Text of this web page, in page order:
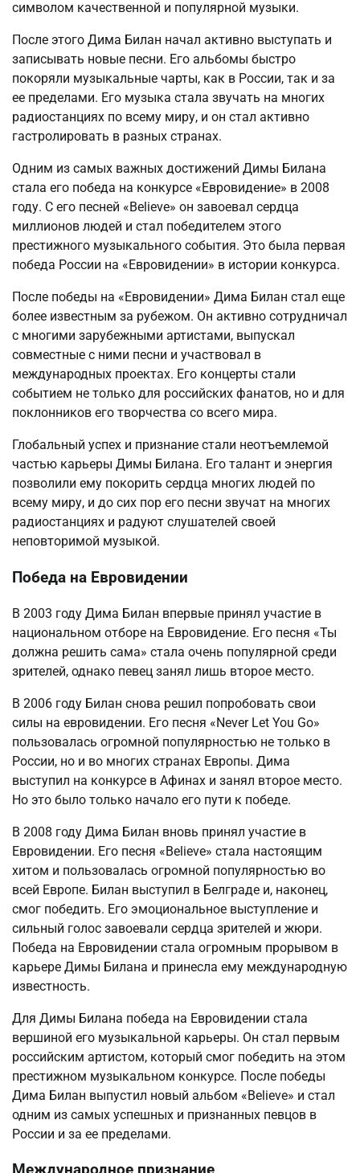
символом качественной и популярной музыки.
После этого Дима Билан начал активно выступать и
записывать новые песни. Его альбомы быстро
покоряли музыкальные чарты, как в России, так и за
ее пределами. Его музыка стала звучать на многих
радиостанциях по всему миру, и он стал активно
гастролировать в разных странах.
Одним из самых важных достижений Димы Билана
стала его победа на конкурсе «Евровидение» в 2008
году. С его песней «Believe» он завоевал сердца
миллионов людей и стал победителем этого
престижного музыкального события. Это была первая
победа России на «Евровидении» в истории конкурса.
После победы на «Евровидении» Дима Билан стал еще
более известным за рубежом. Он активно сотрудничал
с многими зарубежными артистами, выпускал
совместные с ними песни и участвовал в
международных проектах. Его концерты стали
событием не только для российских фанатов, но и для
поклонников его творчества со всего мира.
Глобальный успех и признание стали неотъемлемой
частью карьеры Димы Билана. Его талант и энергия
позволили ему покорить сердца многих людей по
всему миру, и до сих пор его песни звучат на многих
радиостанциях и радуют слушателей своей
неповторимой музыкой.
Победа на Евровидении
В 2003 году Дима Билан впервые принял участие в
национальном отборе на Евровидение. Его песня «Ты
должна решить сама» стала очень популярной среди
зрителей, однако певец занял лишь второе место.
В 2006 году Билан снова решил попробовать свои
силы на евровидении. Его песня «Never Let You Go»
пользовалась огромной популярностью не только в
России, но и во многих странах Европы. Дима
выступил на конкурсе в Афинах и занял второе место.
Но это было только начало его пути к победе.
В 2008 году Дима Билан вновь принял участие в
Евровидении. Его песня «Believe» стала настоящим
хитом и пользовалась огромной популярностью во
всей Европе. Билан выступил в Белграде и, наконец,
смог победить. Его эмоциональное выступление и
сильный голос завоевали сердца зрителей и жюри.
Победа на Евровидении стала огромным прорывом в
карьере Димы Билана и принесла ему международную
известность.
Для Димы Билана победа на Евровидении стала
вершиной его музыкальной карьеры. Он стал первым
российским артистом, который смог победить на этом
престижном музыкальном конкурсе. После победы
Дима Билан выпустил новый альбом «Believe» и стал
одним из самых успешных и признанных певцов в
России и за ее пределами.